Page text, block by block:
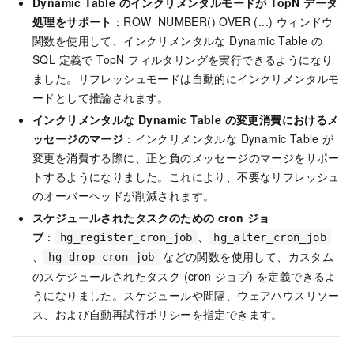
処理をサポート ：ROW_NUMBER() OVER (...) ウィンドウ
関数を使用して、インクリメンタルな Dynamic Table の
SQL 定義で TopN フィルタリングを実行できるようになり
ました。リフレッシュモードは自動的にインクリメンタルモ
ードとして推論されます。
インクリメンタルな Dynamic Table の変更消費におけるメ
ッセージのマージ ：インクリメンタルな Dynamic Table が
変更を消費する際に、正と負のメッセージのマージをサポー
トするようになりました。これにより、不要なリフレッシュ
のオーバーヘッドが削減されます。
スケジュールされたタスクのための cron ジョ
ブ： hg_register_cron_job 、 hg_alter_cron_job
、 hg_drop_cron_job
などの関数を使用して、カスタム
のスケジュールされたタスク (cron ジョブ) を定義できるよ
うになりました。スケジュールや間隔、ウェアハウスリソー
ス、および自動再試行ポリシーを指定できます。